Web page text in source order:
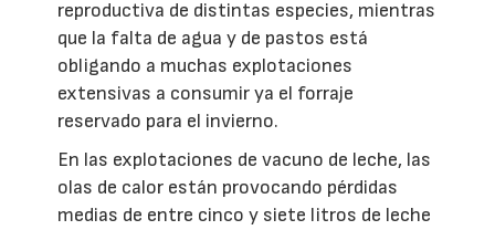
reproductiva de distintas especies, mientras
que la falta de agua y de pastos está
obligando a muchas explotaciones
extensivas a consumir ya el forraje
reservado para el invierno.
En las explotaciones de vacuno de leche, las
olas de calor están provocando pérdidas
medias de entre cinco y siete litros de leche